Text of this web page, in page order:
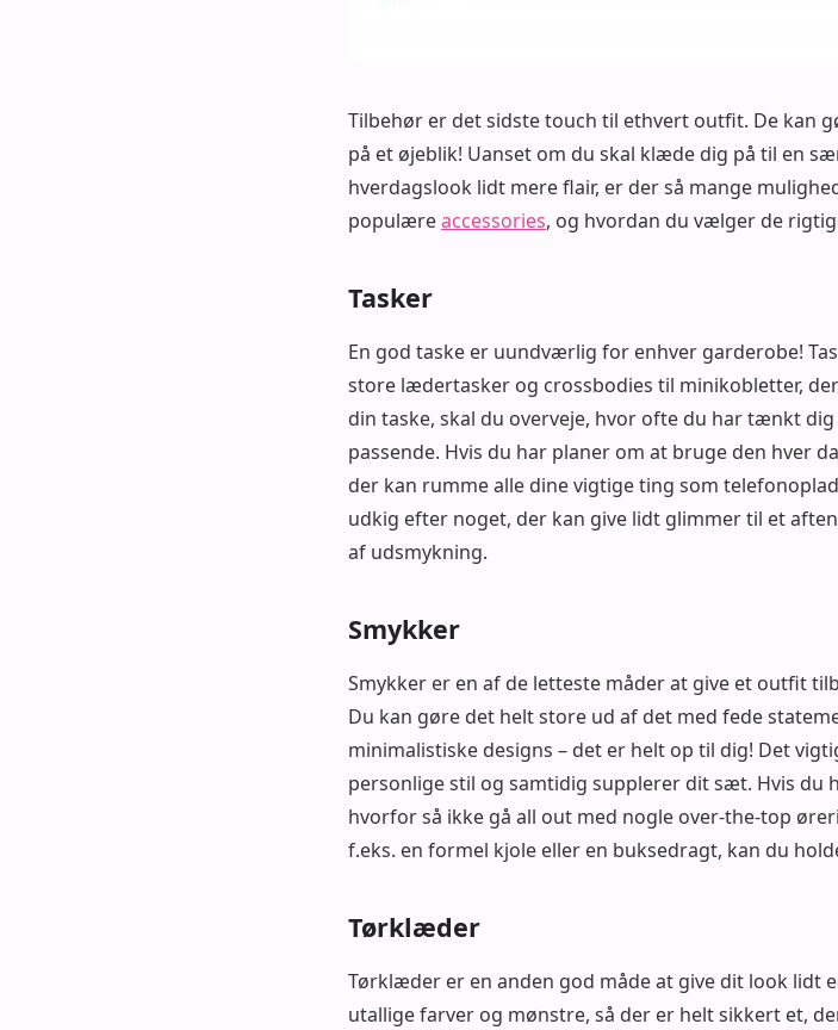
Tilbehør er det sidste touch til ethvert outfit. De kan
på et øjeblik! Uanset om du skal klæde dig på til en
hverdagslook lidt mere flair, er der så mange
populæreaccessories, og hvordan du vælger de
Tasker
En god taske er uundværlig for enhver garderobe!
store lædertasker og crossbodies til minikobletter,
din taske, skal du overveje, hvor ofte du har tænkt
passende. Hvis du har planer om at bruge den hver
der kan rumme alle dine vigtige ting som
udkig efter noget, der kan give lidt glimmer til et
af udsmykning.
Smykker
Smykker er en af de letteste måder at give et outfit
Du kan gøre det helt store ud af det med fede
minimalistiske designs – det er helt op til dig! Det
personlige stil og samtidig supplerer dit sæt. Hvis du
hvorfor så ikke gå all out med nogle over-the-top
f.eks. en formel kjole eller en buksedragt, kan du
Tørklæder
Tørklæder er en anden god måde at give dit look lidt
utallige farver og mønstre, så der er helt sikkert et,